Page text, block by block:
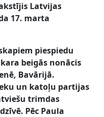
Latvijas
17. marta
piespiedu
beigās nonācis
Bavārijā.
un katoļu partijas
trimdas
Pēc Paula